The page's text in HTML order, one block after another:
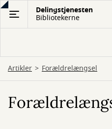
Gå
hovedindhold
Delingstjenesten
Bibliotekerne
Artikler Forældrelængsel